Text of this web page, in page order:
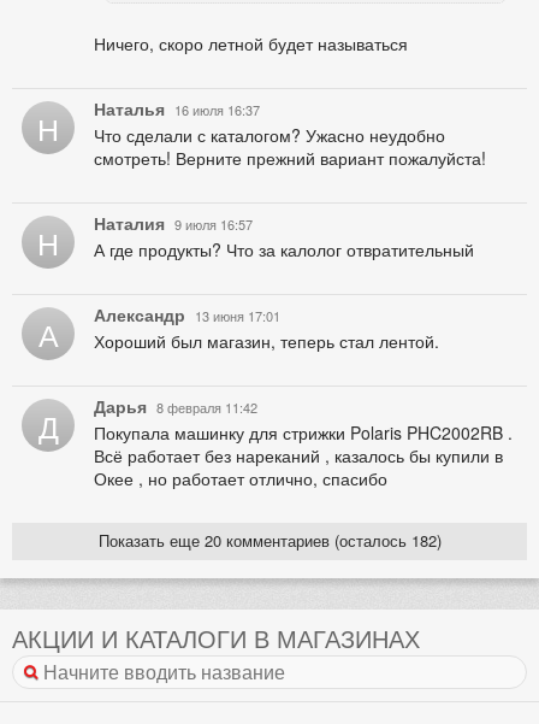
Ничего, скоро летной будет называться
Н Наталья 16 июля 16:37
Что сделали с каталогом? Ужасно неудобно
смотреть! Верните прежний вариант пожалуйста!
Н Наталия 9 июля 16:57
А где продукты? Что за калолог отвратительный
А Александр 13 июня 17:01
Хороший был магазин, теперь стал лентой.
Д Дарья 8 февраля 11:42
Покупала машинку для стрижки Polaris PHC2002RB .
Всё работает без нареканий , казалось бы купили в
Окее , но работает отлично, спасибо
Показать еще 20 комментариев (осталось 182)
АКЦИИ И КАТАЛОГИ В МАГАЗИНАХ